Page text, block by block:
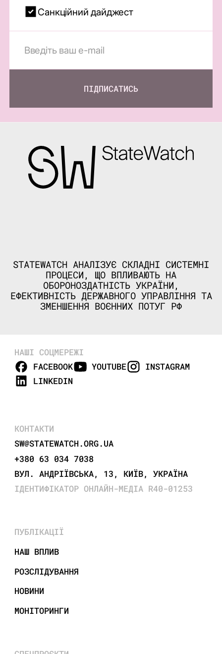
Санкційний дайджест
ПІДПИСАТИСЬ
STATEWATCH АНАЛІЗУЄ СКЛАДНІ СИСТЕМНІ
ПРОЦЕСИ, ЩО ВПЛИВАЮТЬ НА
ОБОРОНОЗДАТНІСТЬ УКРАЇНИ,
ЕФЕКТИВНІСТЬ ДЕРЖАВНОГО УПРАВЛІННЯ ТА
ЗМЕНШЕННЯ ВОЄННИХ ПОТУГ РФ
НАШІ СОЦМЕРЕЖІ
FACEBOOK
YOUTUBE
INSTAGRAM
LINKEDIN
КОНТАКТИ
SW@STATEWATCH.ORG.UA
+380 63 034 7038
ВУЛ. АНДРІЇВСЬКА, 13, КИЇВ, УКРАЇНА
ІДЕНТИФІКАТОР ОНЛАЙН-МЕДІА R40-01253
ПУБЛІКАЦІЇ
НАШ ВПЛИВ
РОЗСЛІДУВАННЯ
НОВИНИ
МОНІТОРИНГИ